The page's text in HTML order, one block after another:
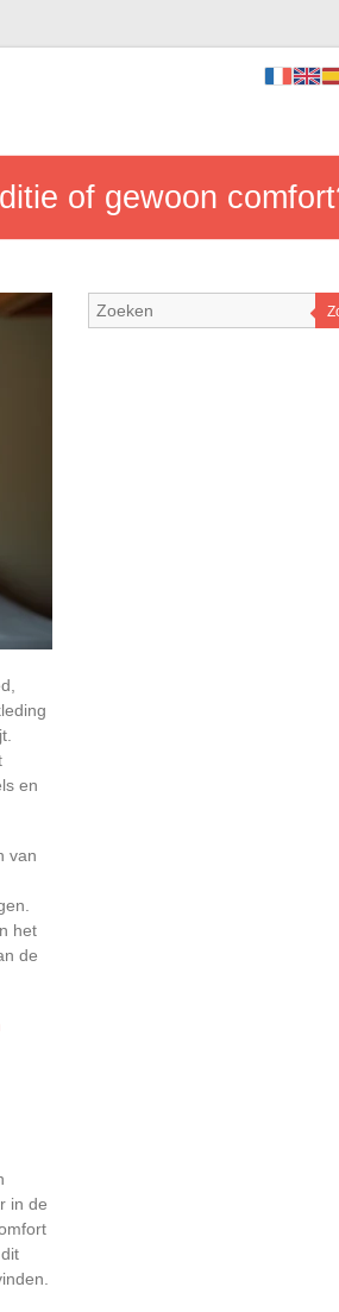
of gewoon
en
van
het
de
in de